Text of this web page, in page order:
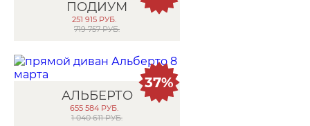
ПОДИУМ
251 915 РУБ.
719 757 РУБ.
АЛЬБЕРТО
655 584 РУБ.
1 040 611 РУБ.
37%